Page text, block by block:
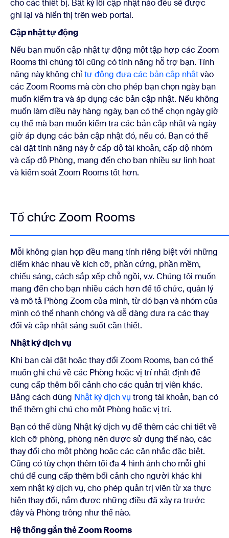
cho các thiết bị. Bất kỳ lỗi cập nhật nào đều sẽ được
ghi lại và hiển thị trên web portal.
Cập nhật tự động
Nếu bạn muốn cập nhật tự động một tập hợp các Zoom
Rooms thì chúng tôi cũng có tính năng hỗ trợ bạn. Tính
năng này không chỉtự động đưa các bản cập nhậtvào
các Zoom Rooms mà còn cho phép bạn chọn ngày bạn
muốn kiểm tra và áp dụng các bản cập nhật. Nếu không
muốn làm điều này hàng ngày, bạn có thể chọn ngày giờ
cụ thể mà bạn muốn kiểm tra các bản cập nhật và ngày
giờ áp dụng các bản cập nhật đó, nếu có. Bạn có thể
cài đặt tính năng này ở cấp độ tài khoản, cấp độ nhóm
và cấp độ Phòng, mang đến cho bạn nhiều sự linh hoạt
và kiểm soát Zoom Rooms tốt hơn.
Tổ chức Zoom Rooms
Mỗi không gian họp đều mang tính riêng biệt với những
điểm khác nhau về kích cỡ, phần cứng, phần mềm,
chiếu sáng, cách sắp xếp chỗ ngồi, v.v. Chúng tôi muốn
mang đến cho bạn nhiều cách hơn để tổ chức, quản lý
và mô tả Phòng Zoom của mình, từ đó bạn và nhóm của
mình có thể nhanh chóng và dễ dàng đưa ra các thay
đổi và cập nhật sáng suốt cần thiết.
Nhật ký dịch vụ
Khi bạn cài đặt hoặc thay đổi Zoom Rooms, bạn có thể
muốn ghi chú về các Phòng hoặc vị trí nhất định để
cung cấp thêm bối cảnh cho các quản trị viên khác.
Bằng cách dùng Nhật ký dịch vụ trong tài khoản, bạn có
thể thêm ghi chú cho một Phòng hoặc vị trí.
Bạn có thể dùng Nhật ký dịch vụ để thêm các chi tiết về
kích cỡ phòng, phòng nên được sử dụng thế nào, các
thay đổi cho một phòng hoặc các cân nhắc đặc biệt.
Cũng có tùy chọn thêm tối đa 4 hình ảnh cho mỗi ghi
chú để cung cấp thêm bối cảnh cho người khác khi
xem nhật ký dịch vụ, cho phép quản trị viên từ xa thực
hiện thay đổi, nắm được những điều đã xảy ra trước
đây và Phòng trông như thế nào.
Hệ thống gắn thẻ Zoom Rooms